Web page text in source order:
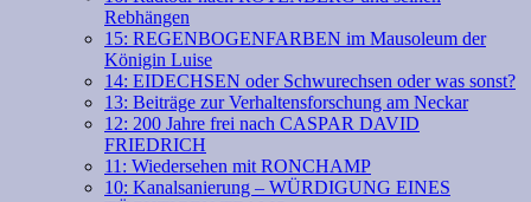
Rebhängen
15: REGENBOGENFARBEN im Mausoleum der
Königin Luise
14: EIDECHSEN oder Schwurechsen oder was sonst?
13: Beiträge zur Verhaltensforschung am Neckar
12: 200 Jahre frei nach CASPAR DAVID
FRIEDRICH
11: Wiedersehen mit RONCHAMP
10: Kanalsanierung – WÜRDIGUNG EINES